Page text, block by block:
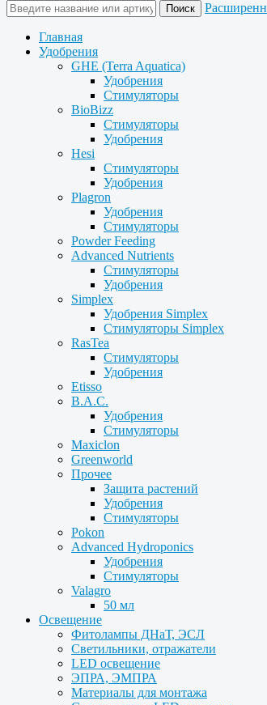
Главная
Удобрения
GHE (Terra Aquatica)
Удобрения
Стимуляторы
BioBizz
Стимуляторы
Удобрения
Hesi
Стимуляторы
Удобрения
Plagron
Удобрения
Стимуляторы
Powder Feeding
Advanced Nutrients
Стимуляторы
Удобрения
Simplex
Удобрения Simplex
Стимуляторы Simplex
RasTea
Стимуляторы
Удобрения
Etisso
B.A.C.
Удобрения
Стимуляторы
Maxiclon
Greenworld
Прочее
Защита растений
Удобрения
Стимуляторы
Pokon
Advanced Hydroponics
Удобрения
Стимуляторы
Valagro
50 мл
Освещение
Фитолампы ДНаТ, ЭСЛ
Светильники, отражатели
LED освещение
ЭПРА, ЭМПРА
Материалы для монтажа